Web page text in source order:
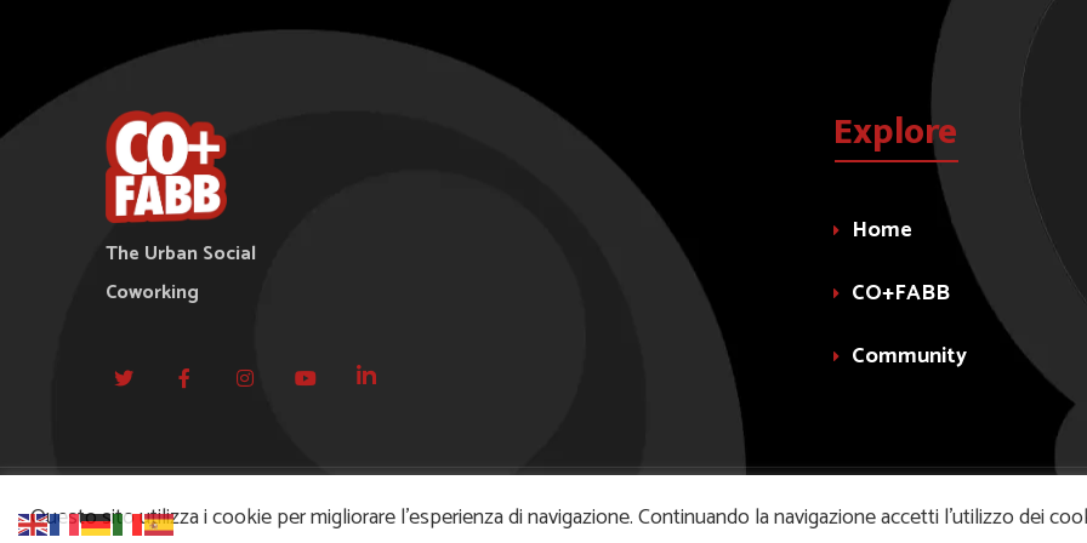
The Urban Social
Coworking
Explore
Home
CO+FABB
Community
© 2021 Copyright - Alchema Srl - Via Carducci, 39 - 20099 Sesto San Giovanni (MI) - P.IVA 07068350961-
Questo sito utilizza i cookie per migliorare l’esperienza di navigazione. Continuando la navigazione accetti l’utilizzo dei